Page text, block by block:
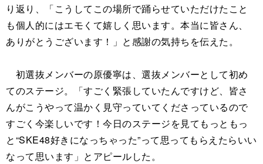
り返り、「こうしてこの場所で踊らせていただけたこと
も個人的にはエモくて嬉しく思います。本当に皆さん、
ありがとうございます！」と感謝の気持ちを伝えた。
初選抜メンバーの原優寧は、選抜メンバーとして初め
てのステージ。「すごく緊張していたんですけど、皆さ
んがこうやって温かく見守っていてくださっているので
すごく今楽しいです！今日のステージを見てもっともっ
と“SKE48好きになっちゃった”って思ってもらえたらいい
なって思います」とアピールした。